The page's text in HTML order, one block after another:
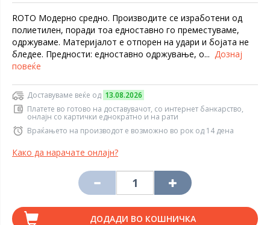
ROTO Модерно средно. Производите се изработени од
полиетилен, поради тоа едноставно го преместуваме,
одржуваме. Материјалот е отпорен на удари и бојата не
бледее. Предности: едноставно одржување, о... Дознај
повеќе
Доставуваме веќе од 13.08.2026
Платете во готово на доставувачот, со интернет банкарство,
онлајн со картички еднократно и на рати
Враќањето на производот е возможно во рок од 14 дена
Како да нарачате онлајн?
ДОДАДИ ВО КОШНИЧКА